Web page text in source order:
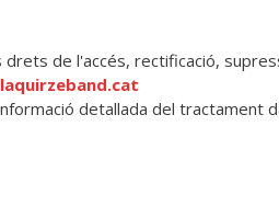
de l'accés, rectificació,
detallada del tractament